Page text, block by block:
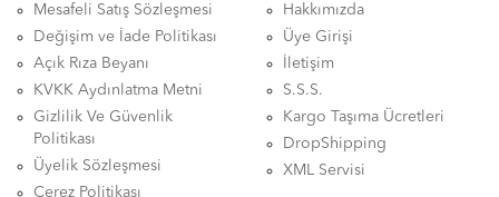
Mesafeli Satış Sözleşmesi
Değişim ve İade Politikası
Açık Rıza Beyanı
KVKK Aydınlatma Metni
Gizlilik Ve Güvenlik
Politikası
Üyelik Sözleşmesi
Çerez Politikası
Hakkımızda
Üye Girişi
İletişim
S.S.S.
Kargo Taşıma Ücretleri
DropShipping
XML Servisi